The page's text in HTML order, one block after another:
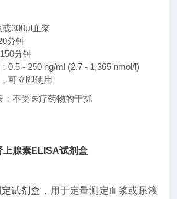
300μl血浆
分钟
分钟
0.5 - 250 ng/ml (2.7 - 1,365 nmol/l)
可立即使用
；不受医疗药物的干扰
上腺素ELISA试剂盒
试剂盒， 用于定量测定血浆或尿液